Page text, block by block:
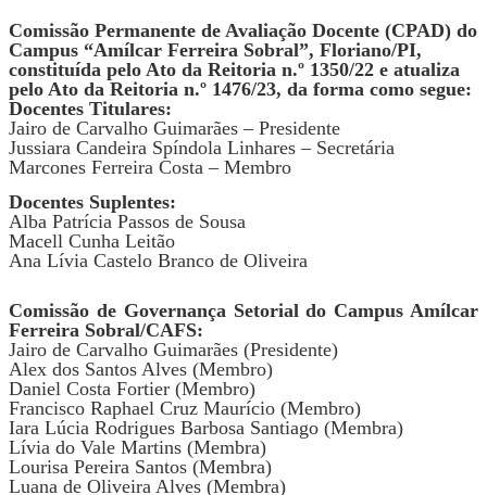
Comissão Permanente de Avaliação Docente (CPAD) do
Campus “Amílcar Ferreira Sobral”, Floriano/PI,
constituída pelo Ato da Reitoria n.º 1350/22 e atualiza
pelo Ato da Reitoria n.º 1476/23, da forma como segue:
Docentes Titulares:
Jairo de Carvalho Guimarães – Presidente
Jussiara Candeira Spíndola Linhares – Secretária
Marcones Ferreira Costa – Membro
Docentes Suplentes:
Alba Patrícia Passos de Sousa
Macell Cunha Leitão
Ana Lívia Castelo Branco de Oliveira
Comissão de Governança Setorialdo Campus Amílcar
Ferreira Sobral/CAFS:
Jairo de Carvalho Guimarães (Presidente)
Alex dos Santos Alves (Membro)
Daniel Costa Fortier (Membro)
Francisco Raphael Cruz Maurício (Membro)
Iara Lúcia Rodrigues Barbosa Santiago (Membra)
Lívia do Vale Martins (Membra)
Lourisa Pereira Santos (Membra)
Luana de Oliveira Alves (Membra)